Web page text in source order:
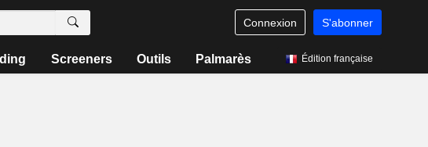
Connexion S'abonner
Screeners Outils Palmarès Édition française